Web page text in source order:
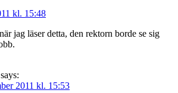
kl. 15:48
jag läser detta, den rektorn borde se sig
says:
2011 kl. 15:53